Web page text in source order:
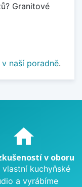
Granitové
v naší poradně.
home
v oboru
vlastní kuchyňské
a vyrábíme